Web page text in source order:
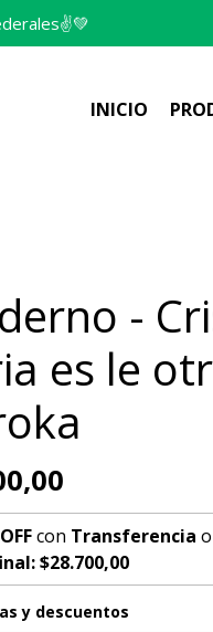
INICIO
-
es le
con Transferencia o
$28.700,00
y descuentos